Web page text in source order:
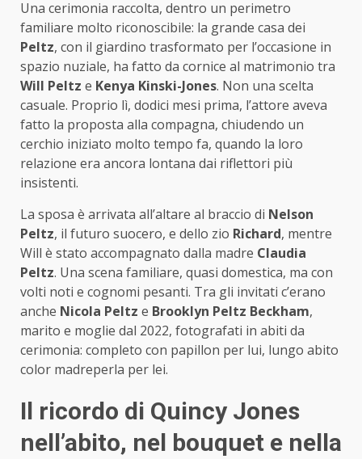
Una cerimonia raccolta, dentro un perimetro
familiare molto riconoscibile: la grande casa dei
Peltz, con il giardino trasformato per l’occasione in
spazio nuziale, ha fatto da cornice al matrimonio tra
Will Peltz e Kenya Kinski-Jones. Non una scelta
casuale. Proprio lì, dodici mesi prima, l’attore aveva
fatto la proposta alla compagna, chiudendo un
cerchio iniziato molto tempo fa, quando la loro
relazione era ancora lontana dai riflettori più
insistenti.
La sposa è arrivata all’altare al braccio di Nelson
Peltz, il futuro suocero, e dello zio Richard, mentre
Will è stato accompagnato dalla madre Claudia
Peltz. Una scena familiare, quasi domestica, ma con
volti noti e cognomi pesanti. Tra gli invitati c’erano
anche Nicola Peltz e Brooklyn Peltz Beckham,
marito e moglie dal 2022, fotografati in abiti da
cerimonia: completo con papillon per lui, lungo abito
color madreperla per lei.
Il ricordo di Quincy Jones
nell’abito, nel bouquet e nella